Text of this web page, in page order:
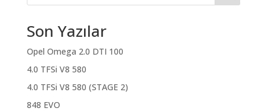
Son Yazılar
Opel Omega 2.0 DTI 100
4.0 TFSi V8 580
4.0 TFSi V8 580 (STAGE 2)
848 EVO